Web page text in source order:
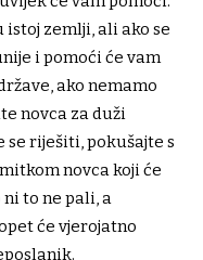
zemlji, ali ako se
i pomoći će vam
ako nemamo
novca za duži
se riješiti, pokušajte s
novca koji će
to ne pali, a
će vjerojatno